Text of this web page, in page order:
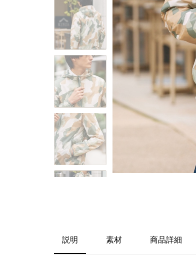
説明 素材 商品詳細